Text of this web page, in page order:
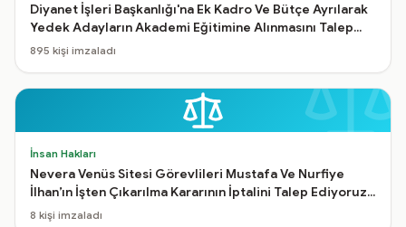
Diyanet İşleri Başkanlığı'na Ek Kadro Ve Bütçe Ayrılarak
Yedek Adayların Akademi Eğitimine Alınmasını Talep
Ediyoruz İmza Kampanyası
895 kişi imzaladı
İnsan Hakları
Nevera Venüs Sitesi Görevlileri Mustafa Ve Nurfiye
İlhan’ın İşten Çıkarılma Kararının İptalini Talep Ediyoruz
İmza Kampanyası
8 kişi imzaladı